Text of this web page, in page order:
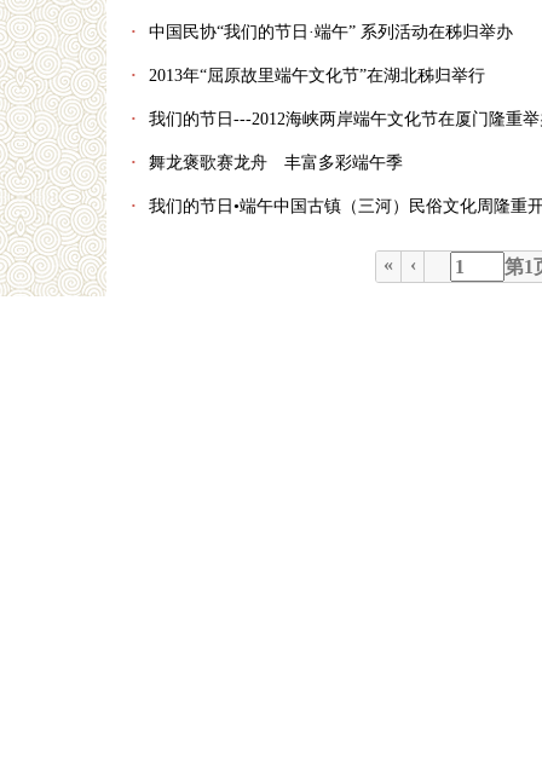
· 中国民协“我们的节日·端午” 系列活动在秭归举办
· 2013年“屈原故里端午文化节”在湖北秭归举行
· 我们的节日---2012海峡两岸端午文化节在厦门隆重
· 舞龙褒歌赛龙舟 丰富多彩端午季
· 我们的节日•端午中国古镇（三河）民俗文化周隆重
« ‹ 第1